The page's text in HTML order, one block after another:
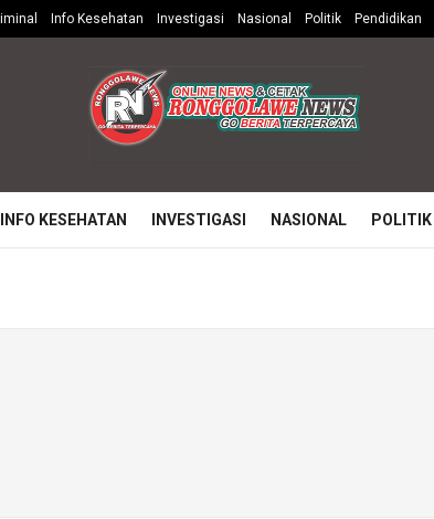
Info Kesehatan Investigasi Nasional Politik Pendidikan
INFO KESEHATAN INVESTIGASI NASIONAL POLITIK